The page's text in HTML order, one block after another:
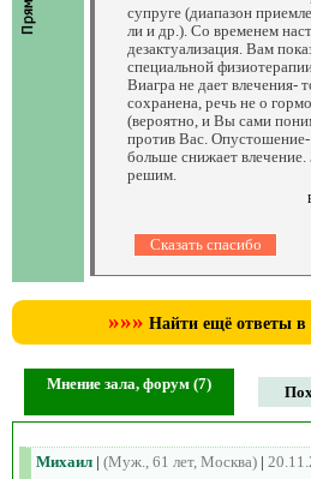
супруге (диапазон
ли и др.). Со временем
дезактуализация. Вам
специальной
Виагра не дает влечения-
сохранена, речь не о
(вероятно, и Вы сами
против Вас.
больше снижает
решим.
»»» Найти ещё ответы в
Мнение зала, форум (7)
Михаил | (Муж., 61 лет, Москва) |